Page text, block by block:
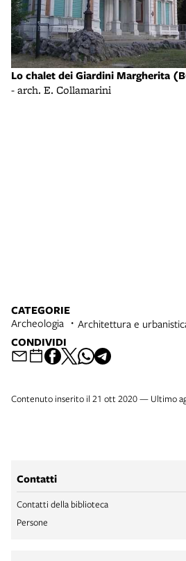
Lo chalet dei Giardini Margherita
- arch. E. Collamarini
CATEGORIE
Archeologia Architettura e
CONDIVIDI
Contenuto inserito il 21 ott 2020 — Ultimo
Contatti
Contatti della biblioteca
Persone